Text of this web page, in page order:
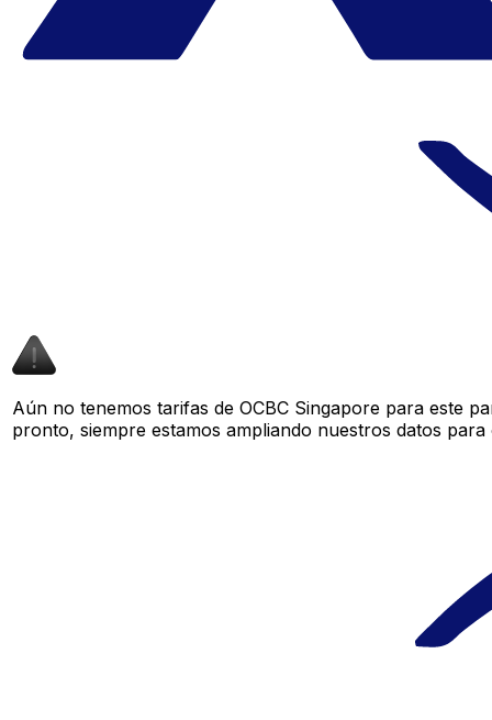
Aún no tenemos tarifas de OCBC Singapore para este
pronto, siempre estamos ampliando nuestros datos